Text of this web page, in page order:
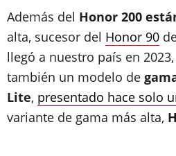
Además del Honor 200
alta, sucesor del Honor 90
llegó a nuestro país en
también un modelo de
Lite, presentado hace solo
variante de gama más alta,